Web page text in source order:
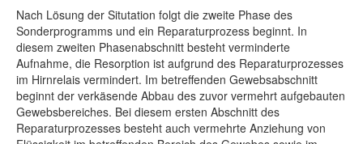
Nach Lösung der Situtation folgt die zweite Phase des
Sonderprogramms und ein Reparaturprozess beginnt. In
diesem zweiten Phasenabschnitt besteht verminderte
Aufnahme, die Resorption ist aufgrund des Reparaturprozesses
im Hirnrelais vermindert. Im betreffenden Gewebsabschnitt
beginnt der verkäsende Abbau des zuvor vermehrt aufgebauten
Gewebsbereiches. Bei diesem ersten Abschnitt des
Reparaturprozesses besteht auch vermehrte Anziehung von